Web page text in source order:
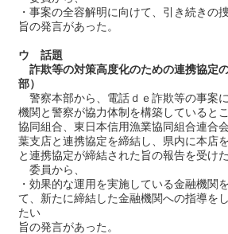
・事案の全容解明に向けて、引き続きの
旨の発言があった。
ウ 話題
詐欺等の対策高度化のための連携協定
部）
警察本部から、電話ｄｅ詐欺等の事案
機関と警察が協力体制を構築していると
協同組合、東日本信用漁業協同組合連合
葉支店と連携協定を締結し、県内に本店
と連携協定が締結された旨の報告を受けた
委員から、
・効果的な運用を実施している金融機関
て、新たに締結した金融機関への指導を
たい
旨の発言があった。